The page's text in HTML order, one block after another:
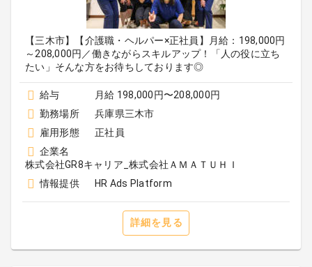
【三木市】【介護職・ヘルパー×正社員】月給：198,000円
～208,000円／働きながらスキルアップ！「人の役に立ち
たい」そんな方をお待ちしております◎
給与
月給 198,000円〜208,000円
勤務場所
兵庫県三木市
雇用形態
正社員
企業名
株式会社GR8キャリア_株式会社ＡＭＡＴＵＨＩ
情報提供
HR Ads Platform
詳細を見る